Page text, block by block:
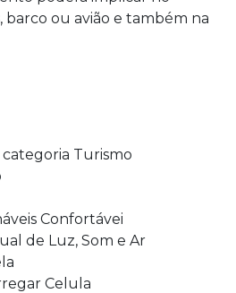
ou avião e também na
Turismo
Confortávei
de Luz, Som e Ar
Celula